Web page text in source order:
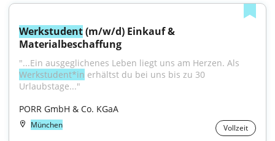
Werkstudent (m/w/d) Einkauf &
Materialbeschaffung
Werkstudent*in erhältst du bei uns bis zu 30
Urlaubstage..."
PORR GmbH & Co. KGaA
München Vollzeit